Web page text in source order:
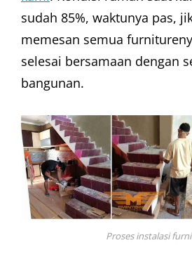
sudah 85%, waktunya pas,
memesan semua
selesai bersamaan dengan
bangunan.
Proses instalasi